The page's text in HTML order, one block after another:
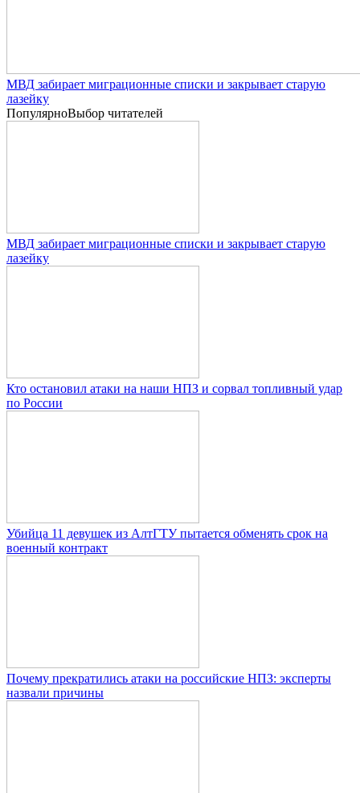
МВД забирает миграционные списки и закрывает старую
лазейку
ПопулярноВыбор читателей
МВД забирает миграционные списки и закрывает старую
лазейку
Кто остановил атаки на наши НПЗ и сорвал топливный удар
по России
Убийца 11 девушек из АлтГТУ пытается обменять срок на
военный контракт
Почему прекратились атаки на российские НПЗ: эксперты
назвали причины